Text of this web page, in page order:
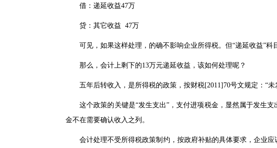
借：递延收益47万
贷：其它收益 47万
可见，如果这样处理，的确不影响企业所得税。但“递延收益”科
那么，会计上剩下的13万元递延收益，该如何处理呢？
五年后转收入，是所得税的政策，按财税[2011]70号文规定：“未
这个政策的关键是“发生支出”，支付进项税金，显然属于发生支
金不在需要确认收入之列。
会计处理不受所得税政策制约，按政府补贴的具体要求，企业应